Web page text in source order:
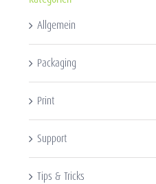
Allgemein
Packaging
Print
Support
Tips & Tricks